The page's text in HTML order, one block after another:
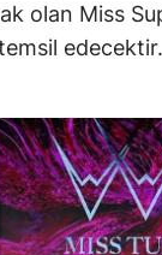
Muğla
Muş
olan Miss